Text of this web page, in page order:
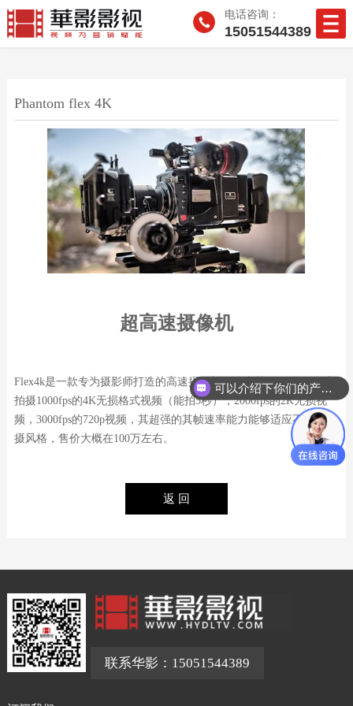
电话咨询：
15051544389
Phantom flex 4K
超高速摄像机
Flex4k是一款专为摄影师打造的高速摄像机，动态范围12级，可以
拍摄1000fps的4K无损格式视频（能拍5秒），2000fps的2K无损视
频，3000fps的720p视频，其超强的其帧速率能力能够适应不同的拍
摄风格，售价大概在100万左右。
联系华影：15051544389
可以介绍下你们的产品么？